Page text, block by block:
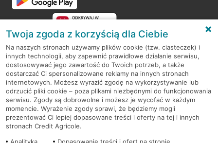
RODO
Regulamin serwisu
Mapa serwisu
PolitykaCookies
Twoja zgoda z korzyścią dla Ciebie
Na naszych stronach używamy plików cookie (tzw. ciasteczek) i
innych technologii, aby zapewnić prawidłowe działanie serwisu,
dostosowywać jego zawartość do Twoich potrzeb, a także
dostarczać Ci spersonalizowane reklamy na innych stronach
internetowych. Możesz wyrazić zgodę na wykorzystywanie lub
odrzucić pliki cookie – poza plikami niezbędnymi do funkcjonowania
serwisu. Zgody są dobrowolne i możesz je wycofać w każdym
momencie. Wyrażenie zgody sprawi, że będziemy mogli
prezentować Ci lepiej dopasowane treści i oferty na tej i innych
stronach Credit Agricole.